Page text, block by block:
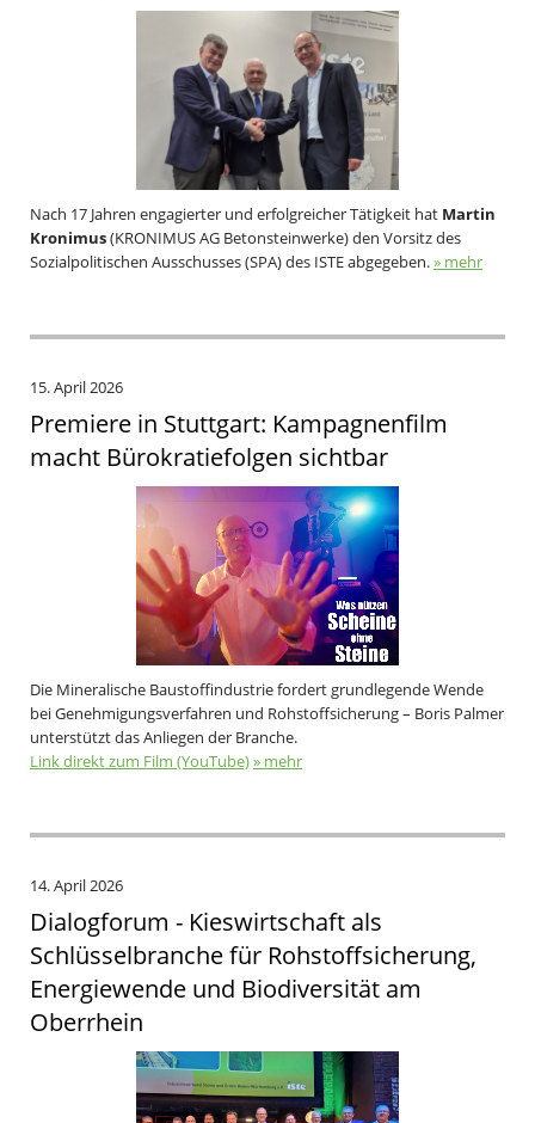
Nach 17 Jahren engagierter und erfolgreicher Tätigkeit hat Martin
Kronimus(KRONIMUS AG Betonsteinwerke) den Vorsitz des
Sozialpolitischen Ausschusses (SPA) des ISTE abgegeben.» mehr
15. April 2026
Premiere in Stuttgart: Kampagnenfilm
macht Bürokratiefolgen sichtbar
Die Mineralische Baustoffindustrie fordert grundlegende Wende
bei Genehmigungsverfahren und Rohstoffsicherung – Boris Palmer
unterstützt das Anliegen der Branche.
Link direkt zum Film (YouTube)» mehr
14. April 2026
Dialogforum - Kieswirtschaft als
Schlüsselbranche für Rohstoffsicherung,
Energiewende und Biodiversität am
Oberrhein